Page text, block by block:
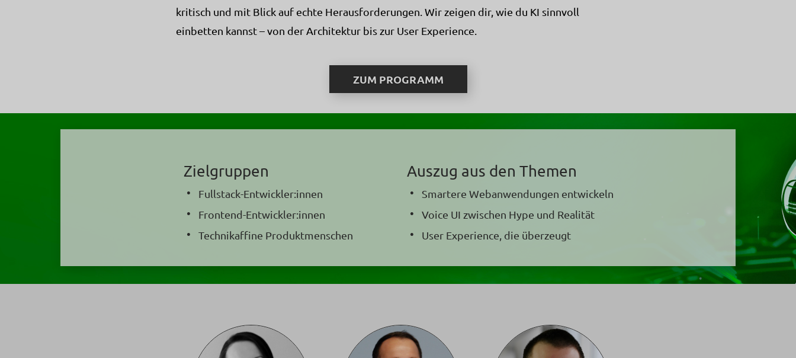
kritisch und mit Blick auf echte Herausforderungen. Wir zeigen dir, wie du KI sinnvoll
einbetten kannst – von der Architektur bis zur User Experience.
ZUM PROGRAMM
Zielgruppen
Fullstack-Entwickler:innen
Frontend-Entwickler:innen
Technikaffine Produktmenschen
Auszug aus den Themen
Smartere Webanwendungen entwickeln
Voice UI zwischen Hype und Realität
User Experience, die überzeugt